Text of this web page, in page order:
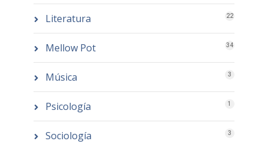
Literatura 22
Mellow Pot 34
Música 3
Psicología 1
Sociología 3